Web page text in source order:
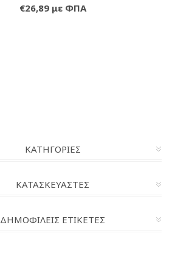
€26,89 με ΦΠΑ
ΚΑΤΗΓΟΡΊΕΣ
ΚΑΤΑΣΚΕΥΑΣΤΈΣ
ΔΗΜΟΦΙΛΕΙΣ ΕΤΙΚΕΤΕΣ